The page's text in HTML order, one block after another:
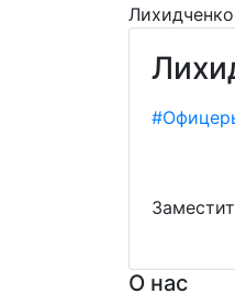
О нас